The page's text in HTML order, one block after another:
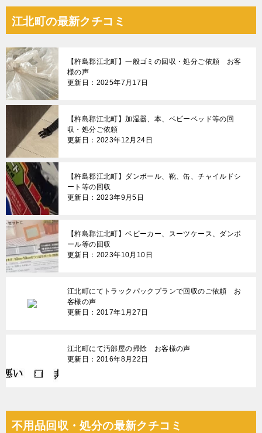
ナ
ビ
ゲ
ー
シ
ョ
江北町の最新クチコミ
【杵島郡江北町】一般ゴミの回収・処分ご依頼 お客
様の声
更新日：2025年7月17日
【杵島郡江北町】加湿器、本、ベビーベッド等の回
収・処分ご依頼
更新日：2023年12月24日
【杵島郡江北町】ダンボール、靴、缶、チャイルドシ
ート等の回収
更新日：2023年9月5日
【杵島郡江北町】ベビーカー、スーツケース、ダンボ
ール等の回収
更新日：2023年10月10日
江北町にてトラックパックプランで回収のご依頼 お
客様の声
更新日：2017年1月27日
江北町にて汚部屋の掃除 お客様の声
更新日：2016年8月22日
不用品回収・処分の最新クチコミ